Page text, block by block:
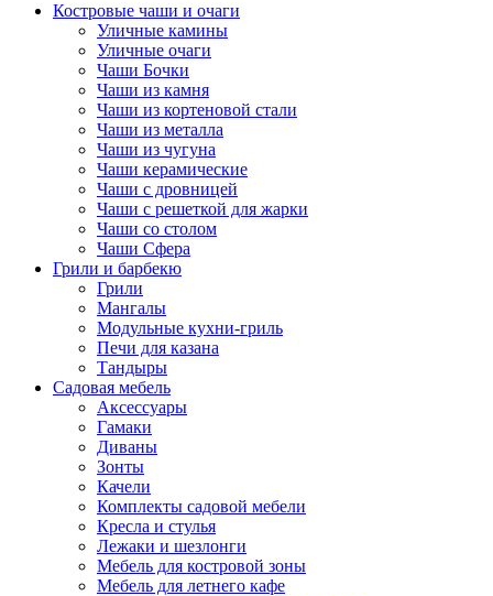
Костровые чаши и очаги
Уличные камины
Уличные очаги
Чаши Бочки
Чаши из камня
Чаши из кортеновой стали
Чаши из металла
Чаши из чугуна
Чаши керамические
Чаши с дровницей
Чаши с решеткой для жарки
Чаши со столом
Чаши Сфера
Грили и барбекю
Грили
Мангалы
Модульные кухни-гриль
Печи для казана
Тандыры
Садовая мебель
Аксессуары
Гамаки
Диваны
Зонты
Качели
Комплекты садовой мебели
Кресла и стулья
Лежаки и шезлонги
Мебель для костровой зоны
Мебель для летнего кафе